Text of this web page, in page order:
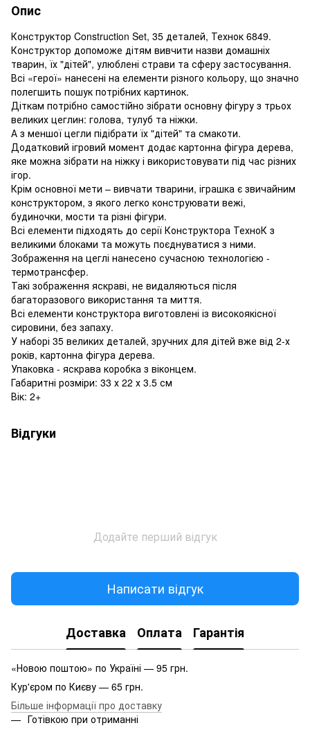
Опис
Конструктор Construction Set, 35 деталей, Технок 6849.
Конструктор допоможе дітям вивчити назви домашніх
тварин, їх "дітей", улюблені страви та сферу застосування.
Всі «герої» нанесені на елементи різного кольору, що значно
полегшить пошук потрібних картинок.
Діткам потрібно самостійно зібрати основну фігуру з трьох
великих цеглин: голова, тулуб та ніжки.
А з меншої цегли підібрати їх "дітей" та смакоти.
Додатковий ігровий момент додає картонна фігура дерева,
яке можна зібрати на ніжку і використовувати під час різних
ігор.
Крім основної мети – вивчати тварини, іграшка є звичайним
конструктором, з якого легко конструювати вежі,
будиночки, мости та різні фігури.
Всі елементи підходять до серії Конструктора ТехноК з
великими блоками та можуть поєднуватися з ними.
Зображення на цеглі нанесено сучасною технологією -
термотрансфер.
Такі зображення яскраві, не видаляються після
багаторазового використання та миття.
Всі елементи конструктора виготовлені із високоякісної
сировини, без запаху.
У наборі 35 великих деталей, зручних для дітей вже від 2-х
років, картонна фігура дерева.
Упаковка - яскрава коробка з віконцем.
Габаритні розміри: 33 х 22 х 3.5 см
Вік: 2+
Відгуки
Додайте перший відгук
Написати відгук
Доставка Оплата Гарантія
«Новою поштою» по Україні — 95 грн.
Кур'єром по Києву — 65 грн.
Більше інформації про доставку
Готівкою при отриманні